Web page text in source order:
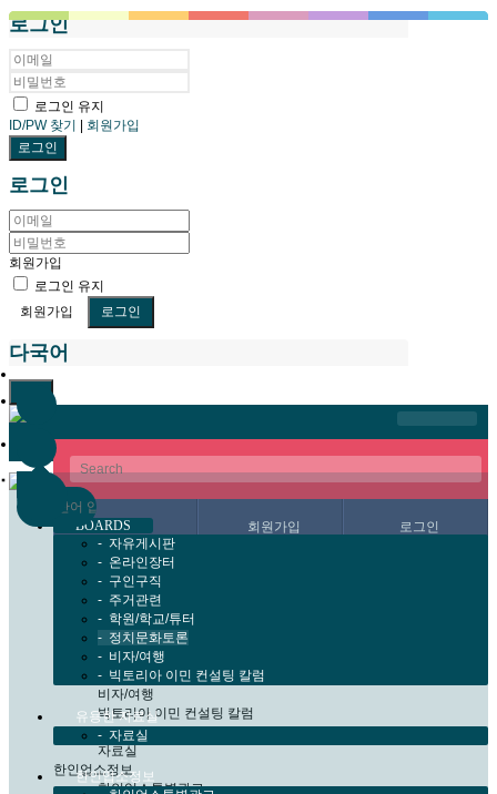
로그인
로그인 유지
ID/PW 찾기
회원가입
로그인
회원가입
로그인 유지
회원가입
다국어
한국어 회원가입 로그인
Boards
자유게시판
온라인장터
구인구직
주거관련
학원/학교/튜터
정치문화토론
비자/여행
빅토리아 이민 컨설팅 칼럼
유용한 자료실
자료실
한인업소정보
한인업소특별광고
메뉴 건너뛰기
BOARDS
- 자유게시판
- 온라인장터
- 구인구직
- 주거관련
- 학원/학교/튜터
- 정치문화토론
- 비자/여행
- 빅토리아 이민 컨설팅 칼럼
유용한 자료실
- 자료실
한인업소정보